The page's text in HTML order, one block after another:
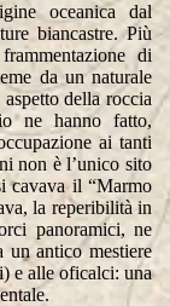
oceanica dal
biancastre. Più
di
da un naturale
della roccia
ne hanno fatto,
ai tanti
non è l’unico sito
cavava il “Marmo
la reperibilità in
panoramici, ne
un antico mestiere
e alle oficalci: una